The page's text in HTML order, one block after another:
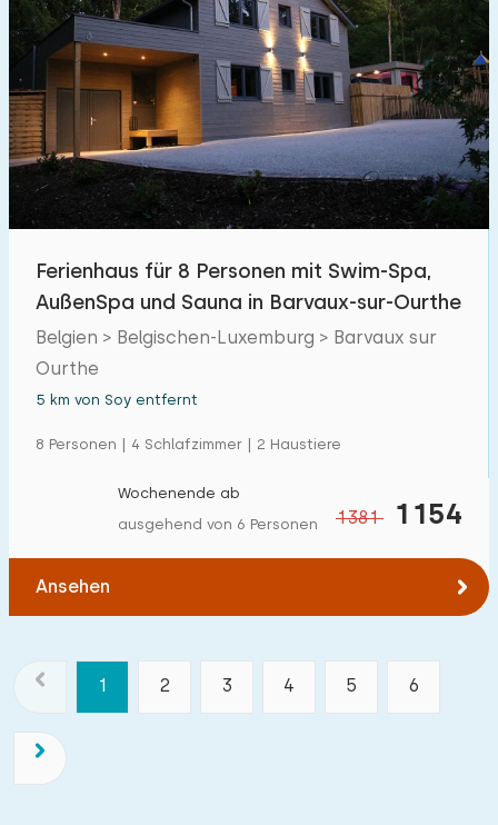
Ferienhaus für 8 Personen mit Swim-Spa,
AußenSpa und Sauna in Barvaux-sur-Ourthe
Belgien > Belgischen-Luxemburg > Barvaux sur
Ourthe
5 km von Soy entfernt
8 Personen | 4 Schlafzimmer | 2 Haustiere
1381 1154
Wochenende ab
ausgehend von 6 Personen
Ansehen
1 2 3 4 5 6